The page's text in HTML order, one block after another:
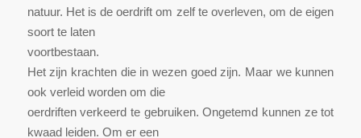
natuur. Het is de oerdrift om zelf te overleven, om de eigen
soort te laten
voortbestaan.
Het zijn krachten die in wezen goed zijn. Maar we kunnen
ook verleid worden om die
oerdriften verkeerd te gebruiken. Ongetemd kunnen ze tot
kwaad leiden. Om er een